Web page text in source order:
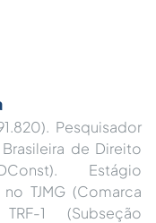
Pesquisador
de Direito
Estágio
TJMG (Comarca
1 (Subseção